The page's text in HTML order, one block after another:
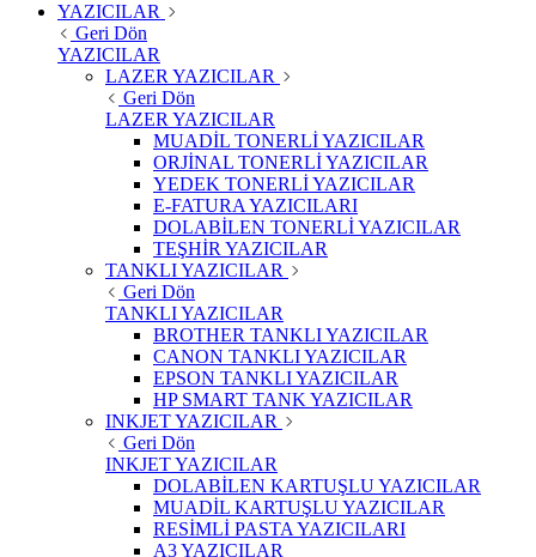
YAZICILAR
Geri Dön
YAZICILAR
LAZER YAZICILAR
Geri Dön
LAZER YAZICILAR
MUADİL TONERLİ YAZICILAR
ORJİNAL TONERLİ YAZICILAR
YEDEK TONERLİ YAZICILAR
E-FATURA YAZICILARI
DOLABİLEN TONERLİ YAZICILAR
TEŞHİR YAZICILAR
TANKLI YAZICILAR
Geri Dön
TANKLI YAZICILAR
BROTHER TANKLI YAZICILAR
CANON TANKLI YAZICILAR
EPSON TANKLI YAZICILAR
HP SMART TANK YAZICILAR
INKJET YAZICILAR
Geri Dön
INKJET YAZICILAR
DOLABİLEN KARTUŞLU YAZICILAR
MUADİL KARTUŞLU YAZICILAR
RESİMLİ PASTA YAZICILARI
A3 YAZICILAR